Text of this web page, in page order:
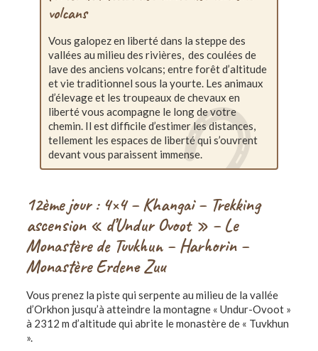
volcans
Vous galopez en liberté dans la steppe des
vallées au milieu des rivières, des coulées de
lave des anciens volcans; entre forêt d’altitude
et vie traditionnel sous la yourte. Les animaux
d’élevage et les troupeaux de chevaux en
liberté vous acompagne le long de votre
chemin. Il est difficile d’estimer les distances,
tellement les espaces de liberté qui s’ouvrent
devant vous paraissent immense.
12ème jour : 4×4 – Khangai – Trekking
ascension « d’Undur Ovoot » – Le
Monastère de Tuvkhun – Harhorin –
Monastère Erdene Zuu
Vous prenez la piste qui serpente au milieu de la vallée
d’Orkhon jusqu’à atteindre la montagne « Undur-Ovoot »
à 2312 m d’altitude qui abrite le monastère de « Tuvkhun
».